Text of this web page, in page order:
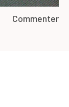
Commenter